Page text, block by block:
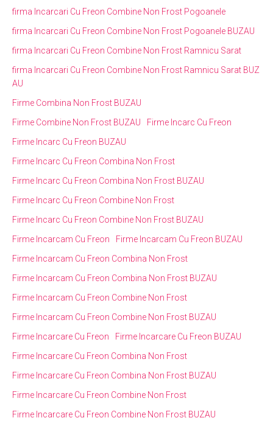
firma Incarcari Cu Freon Combine Non Frost Pogoanele
firma Incarcari Cu Freon Combine Non Frost Pogoanele BUZAU
firma Incarcari Cu Freon Combine Non Frost Ramnicu Sarat
firma Incarcari Cu Freon Combine Non Frost Ramnicu Sarat BUZ
AU
Firme Combina Non Frost BUZAU
Firme Combine Non Frost BUZAU
Firme Incarc Cu Freon
Firme Incarc Cu Freon BUZAU
Firme Incarc Cu Freon Combina Non Frost
Firme Incarc Cu Freon Combina Non Frost BUZAU
Firme Incarc Cu Freon Combine Non Frost
Firme Incarc Cu Freon Combine Non Frost BUZAU
Firme Incarcam Cu Freon
Firme Incarcam Cu Freon BUZAU
Firme Incarcam Cu Freon Combina Non Frost
Firme Incarcam Cu Freon Combina Non Frost BUZAU
Firme Incarcam Cu Freon Combine Non Frost
Firme Incarcam Cu Freon Combine Non Frost BUZAU
Firme Incarcare Cu Freon
Firme Incarcare Cu Freon BUZAU
Firme Incarcare Cu Freon Combina Non Frost
Firme Incarcare Cu Freon Combina Non Frost BUZAU
Firme Incarcare Cu Freon Combine Non Frost
Firme Incarcare Cu Freon Combine Non Frost BUZAU